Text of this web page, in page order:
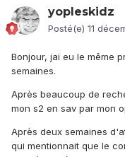
yopleskidz
Posté(e) 11
Bonjour, jai eu le même
semaines.
Après beaucoup de
mon s2 en sav par mon
Après deux semaines
qui mentionnait que le